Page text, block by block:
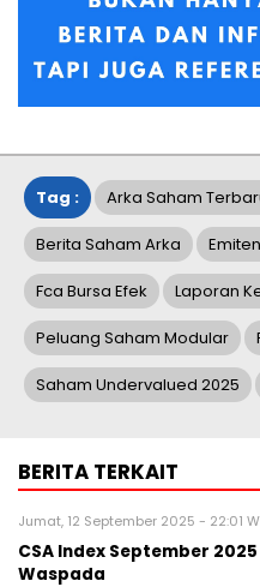
Tag : Arka Saham
Berita Saham Arka
Fca Bursa Efek Laporan
Peluang Saham Modular
Saham Undervalued 2025
BERITA TERKAIT
Jumat, 12 September 2025 - 22:01
CSA Index September
Waspada